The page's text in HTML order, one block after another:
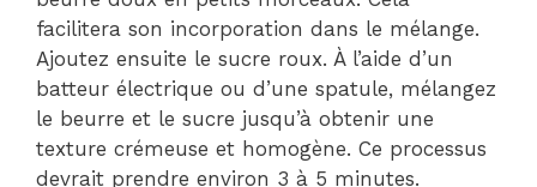
facilitera son incorporation dans le mélange.
Ajoutez ensuite le sucre roux. À l’aide d’un
batteur électrique ou d’une spatule, mélangez
le beurre et le sucre jusqu’à obtenir une
texture crémeuse et homogène. Ce processus
devrait prendre environ 3 à 5 minutes.